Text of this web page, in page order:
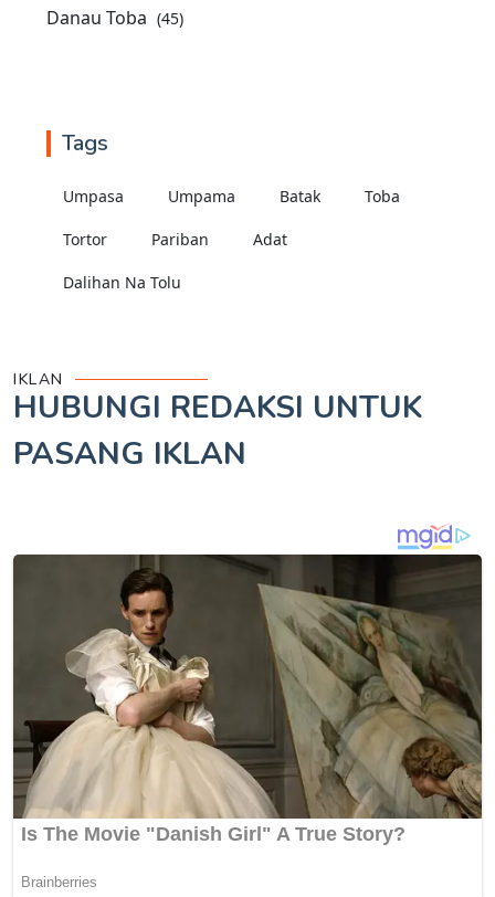
Danau Toba (45)
Tags
Umpasa Umpama Batak Toba
Tortor Pariban Adat
Dalihan Na Tolu
IKLAN
HUBUNGI REDAKSI UNTUK
PASANG IKLAN